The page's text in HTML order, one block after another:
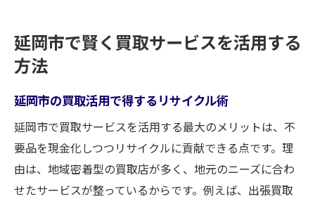
延岡市の買取店選びで注意すべき点
リサイクルや買取を延岡市で始めるなら
延岡市でリサイクル買取を始めるコツ
リサイクルショップ選びと買取の流れ
初めての買取におすすめの延岡市情報
家電やブランド品の買取方法を解説
延岡市で賢く買取サービスを活用する
方法
延岡市の買取活用で得するリサイクル術
延岡市で買取サービスを活用する最大のメリットは、不
要品を現金化しつつリサイクルに貢献できる点です。理
由は、地域密着型の買取店が多く、地元のニーズに合わ
せたサービスが整っているからです。例えば、出張買取